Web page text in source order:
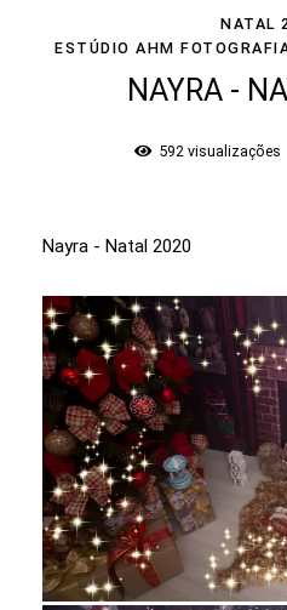
NATAL
ESTÚDIO AHM
NAYRA -
592 visualizações
Nayra - Natal 2020